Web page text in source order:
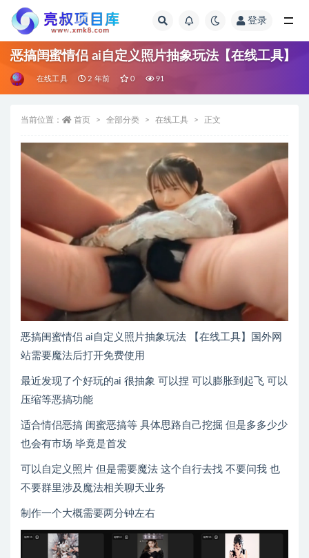
登录
恶搞闺蜜情侣 ai自定义照片抽象玩法【在线工具】
在线工具 2 年前 0 91
当前位置： 首页 全部分类 在线工具 正文
恶搞闺蜜情侣 ai自定义照片抽象玩法 【在线工具】国外网
站需要魔法后打开免费使用
最近发现了个好玩的ai 很抽象 可以捏 可以膨胀到起飞 可以
压缩等恶搞功能
适合情侣恶搞 闺蜜恶搞等 具体思路自己挖掘 但是多多少少
也会有市场 毕竟是首发
可以自定义照片 但是需要魔法 这个自行去找 不要问我 也
不要群里涉及魔法相关聊天业务
制作一个大概需要两分钟左右